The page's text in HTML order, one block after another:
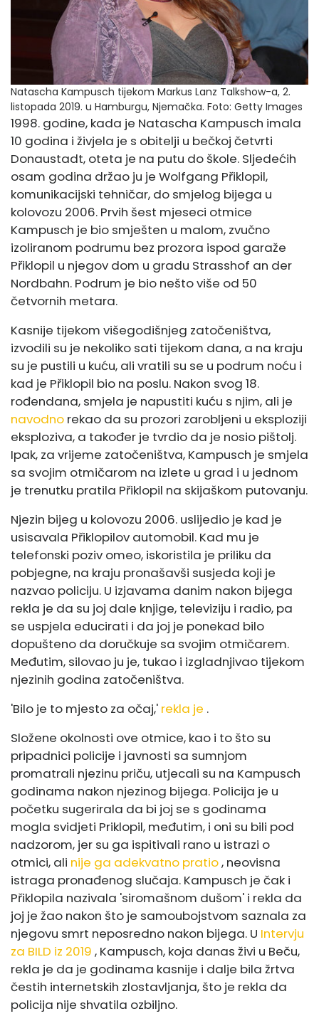
Natascha Kampusch tijekom Markus Lanz Talkshow-a, 2.
listopada 2019. u Hamburgu, Njemačka. Foto: Getty Images
1998. godine, kada je Natascha Kampusch imala
10 godina i živjela je s obitelji u bečkoj četvrti
Donaustadt, oteta je na putu do škole. Sljedećih
osam godina držao ju je Wolfgang Přiklopil,
komunikacijski tehničar, do smjelog bijega u
kolovozu 2006. Prvih šest mjeseci otmice
Kampusch je bio smješten u malom, zvučno
izoliranom podrumu bez prozora ispod garaže
Přiklopil u njegov dom u gradu Strasshof an der
Nordbahn. Podrum je bio nešto više od 50
četvornih metara.
Kasnije tijekom višegodišnjeg zatočeništva,
izvodili su je nekoliko sati tijekom dana, a na kraju
su je pustili u kuću, ali vratili su se u podrum noću i
kad je Přiklopil bio na poslu. Nakon svog 18.
rođendana, smjela je napustiti kuću s njim, ali je
navodno rekao da su prozori zarobljeni u eksploziji
eksploziva, a također je tvrdio da je nosio pištolj.
Ipak, za vrijeme zatočeništva, Kampusch je smjela
sa svojim otmičarom na izlete u grad i u jednom
je trenutku pratila Přiklopil na skijaškom putovanju.
Njezin bijeg u kolovozu 2006. uslijedio je kad je
usisavala Přiklopilov automobil. Kad mu je
telefonski poziv omeo, iskoristila je priliku da
pobjegne, na kraju pronašavši susjeda koji je
nazvao policiju. U izjavama danim nakon bijega
rekla je da su joj dale knjige, televiziju i radio, pa
se uspjela educirati i da joj je ponekad bilo
dopušteno da doručkuje sa svojim otmičarem.
Međutim, silovao ju je, tukao i izgladnjivao tijekom
njezinih godina zatočeništva.
'Bilo je to mjesto za očaj,' rekla je .
Složene okolnosti ove otmice, kao i to što su
pripadnici policije i javnosti sa sumnjom
promatrali njezinu priču, utjecali su na Kampusch
godinama nakon njezinog bijega. Policija je u
početku sugerirala da bi joj se s godinama
mogla svidjeti Priklopil, međutim, i oni su bili pod
nadzorom, jer su ga ispitivali rano u istrazi o
otmici, ali nije ga adekvatno pratio, neovisna
istraga pronađenog slučaja. Kampusch je čak i
Přiklopila nazivala 'siromašnom dušom' i rekla da
joj je žao nakon što je samoubojstvom saznala za
njegovu smrt neposredno nakon bijega. U Intervju
za BILD iz 2019 , Kampusch, koja danas živi u Beču,
rekla je da je godinama kasnije i dalje bila žrtva
čestih internetskih zlostavljanja, što je rekla da
policija nije shvatila ozbiljno.